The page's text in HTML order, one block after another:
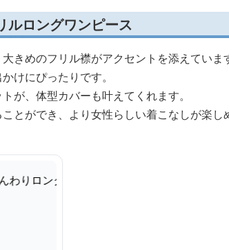
ルロングワンピース
きめのフリル襟がアクセントを添えていま
けにぴったりです。
が、体型カバーも叶えてくれます。
とができ、より女性らしい着こなしが楽し